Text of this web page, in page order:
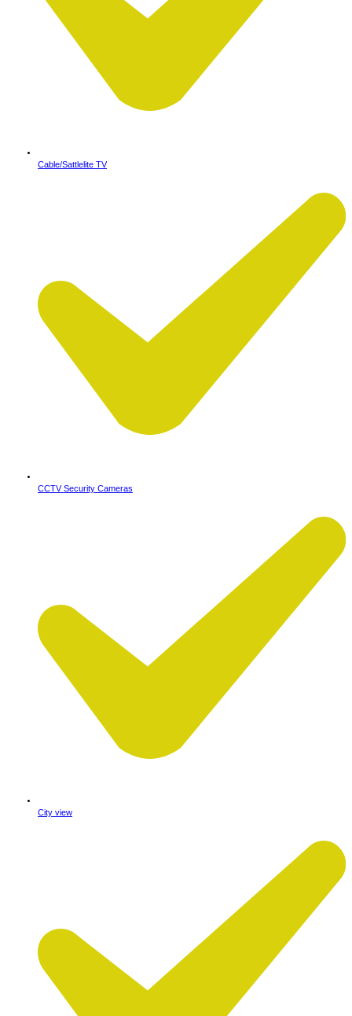
Cable/Sattlelite TV
CCTV Security Cameras
City view